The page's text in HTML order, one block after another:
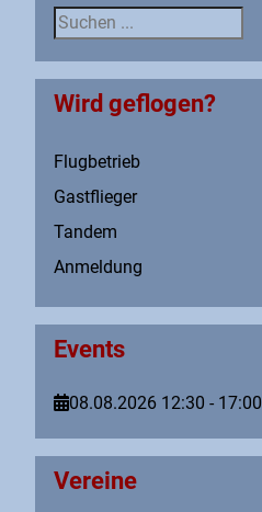
Suche
Wird geflogen?
Flugbetrieb
Gastflieger
Tandem
Anmeldung
Events
08.08.2026 12:30 - 17:00
Vereine